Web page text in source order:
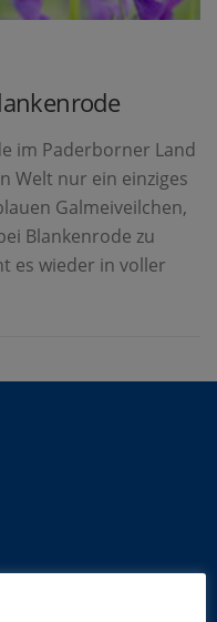
im Paderborner Land
Welt nur ein einziges
Galmeiveilchen,
Blankenrode zu
es wieder in voller